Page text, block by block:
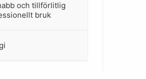
och tillförlitlig
bruk